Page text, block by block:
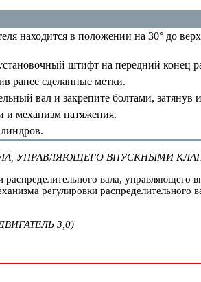
находится в положении на 30° до
штифт на передний конец
ранее сделанные метки.
вал и закрепите болтами,
и механизм натяжения.
УПРАВЛЯЮЩЕГО ВПУСКНЫМИ
вала, управляющего
регулировки распределительного
3,0)